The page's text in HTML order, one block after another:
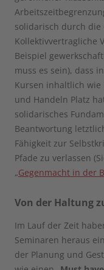
solidarisch durch die
Kollektivvertragliche
Beispiel
muss es sein), dass
Kursen inhaltlich wie
und Handeln Platz
solidarisches
Beantwortung
Fähigkeit zur
Pfade zu verlassen
„Gegenmacht in der
Von der Haltung
Im Lauf der Zeit
Seminaren heraus
der Planung und